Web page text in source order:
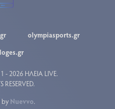
olympiasports.gr
- 2026 ΗΛΕΙΑ LIVE.
RESERVED.
by Nuevvo.